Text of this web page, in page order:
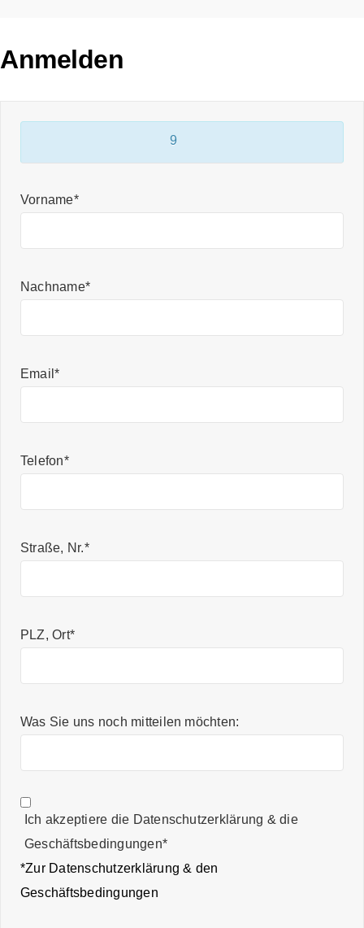
Anmelden
9
Vorname*
Nachname*
Email*
Telefon*
Straße, Nr.*
PLZ, Ort*
Was Sie uns noch mitteilen möchten:
Ich akzeptiere die Datenschutzerklärung & die
Geschäftsbedingungen*
*Zur Datenschutzerklärung & den
Geschäftsbedingungen